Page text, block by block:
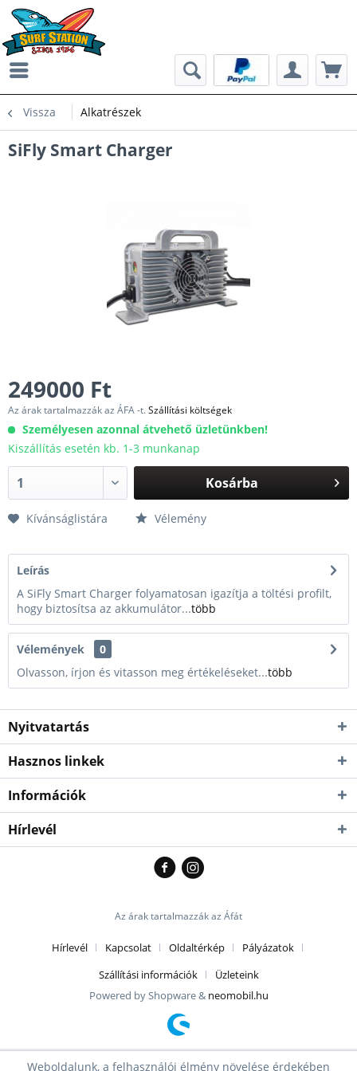
Vissza Alkatrészek
SiFly Smart Charger
249000 Ft
Az árak tartalmazzák az ÁFA -t.Szállítási költségek
Személyesen azonnal átvehető üzletünkben!
Kiszállítás esetén kb. 1-3 munkanap
Kosárba
Kívánságlistára Vélemény
Leírás
A SiFly Smart Charger folyamatosan igazítja a töltési profilt,
hogy biztosítsa az akkumulátor...több
Vélemények
0
Olvasson, írjon és vitasson meg értékeléseket...több
Nyitvatartás
Hasznos linkek
Információk
Hírlevél
Az árak tartalmazzák az Áfát
Hírlevél Kapcsolat Oldaltérkép
Pályázatok
Szállítási információk
Üzleteink
Powered by Shopware & neomobil.hu
Weboldalunk, a felhasználói élmény növelése érdekében